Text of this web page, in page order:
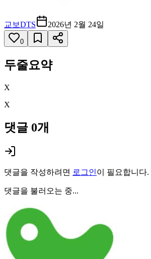
교보DTS 2026년 2월 24일
0
두줄요약
X
X
댓글 0개
댓글을 작성하려면 로그인이 필요합니다.
댓글을 불러오는 중...